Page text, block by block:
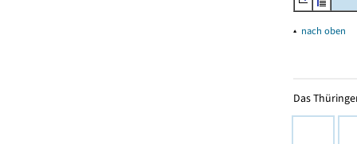
▴ nach oben
Das